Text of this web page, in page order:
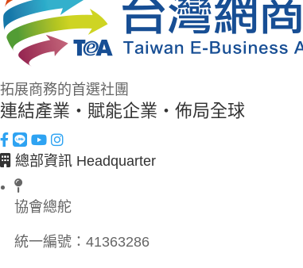
拓展商務的首選社團
連結產業・賦能企業・佈局全球
總部資訊 Headquarter
協會總舵
統一編號： 41363286